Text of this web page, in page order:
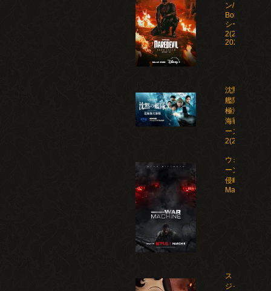
ン/Daredevil:
Born Again
シーズン1-
2(2025-
2026)
沈黙の
艦隊 北
極海大
海戦 シ
ーズン
2(2026)
ウォー・マシ
ーン: 未知な
侵略者/War
ストレン
ジャー